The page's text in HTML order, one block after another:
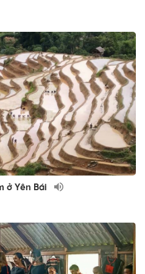
ở Yên Bái